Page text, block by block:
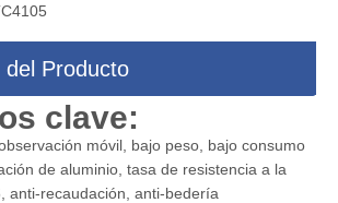
del Producto
clave:
móvil, bajo peso, bajo consumo
de aluminio, tasa de resistencia a la
anti-recaudación, anti-bedería